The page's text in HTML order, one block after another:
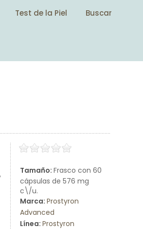
Test de la Piel
Buscar
Tamaño: Frasco con 60
cápsulas de 576 mg
c\/u.
Marca: Prostyron
Advanced
Línea: Prostyron